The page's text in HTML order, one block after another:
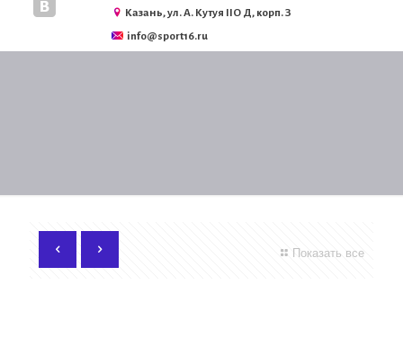
Казань, ул. А. Кутуя IIO Д, корп. З
info@sport16.ru
Показать все